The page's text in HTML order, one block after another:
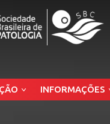
INFORMAÇÕES